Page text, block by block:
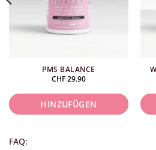
PMS BALANCE
CHF29.90
HINZUFÜGEN
FAQ: